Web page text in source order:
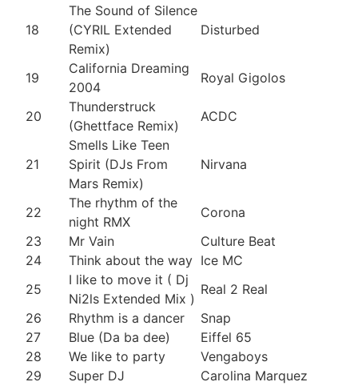
18
The Sound of Silence
(CYRIL Extended
Remix)
Disturbed
19
California Dreaming
2004
Royal Gigolos
20
Thunderstruck
(Ghettface Remix)
ACDC
21
Smells Like Teen
Spirit (DJs From
Mars Remix)
Nirvana
22
The rhythm of the
night RMX
Corona
23
Mr Vain
Culture Beat
24
Think about the way Ice MC
25
I like to move it ( Dj
Ni2ls Extended Mix )
Real 2 Real
26
Rhythm is a dancer
Snap
27
Blue (Da ba dee)
Eiffel 65
28
We like to party
Vengaboys
29
Super DJ Carolina Marquez